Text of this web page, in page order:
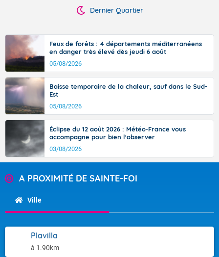
Dernier Quartier
Feux de forêts : 4 départements méditerranéens
en danger très élevé dès jeudi 6 août
05/08/2026
Baisse temporaire de la chaleur, sauf dans le Sud-
Est
05/08/2026
Éclipse du 12 août 2026 : Météo-France vous
accompagne pour bien l'observer
03/08/2026
A PROXIMITÉ DE SAINTE-FOI
Ville
Plavilla
à 1.90km